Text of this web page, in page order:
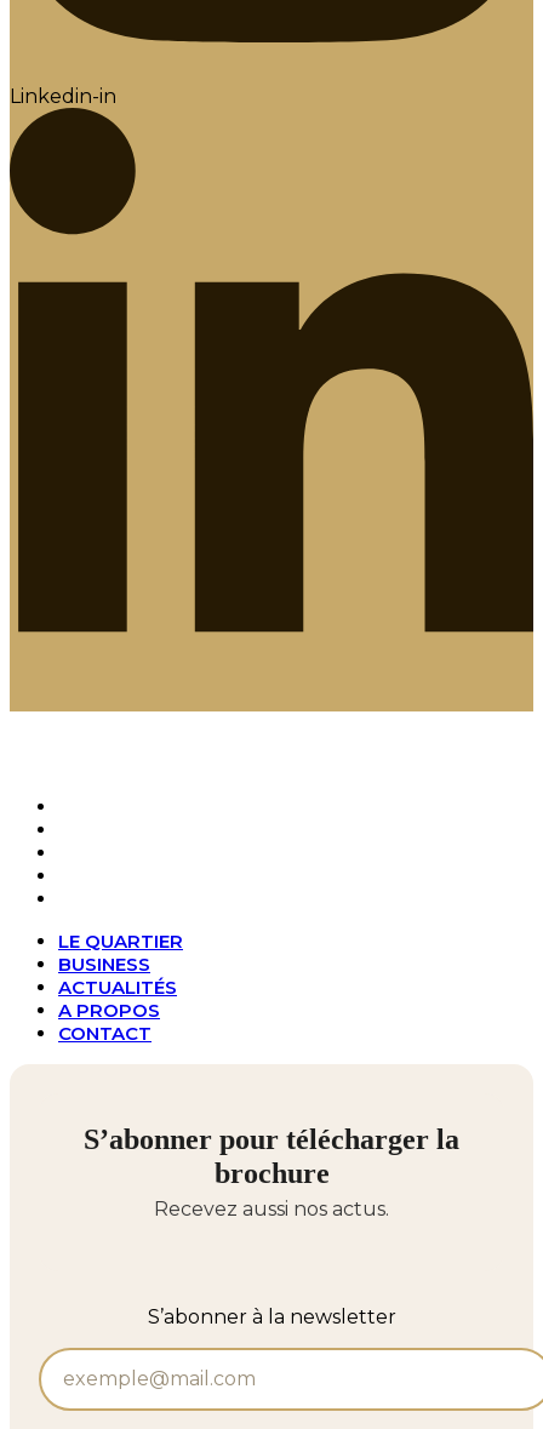
Linkedin-in
LE QUARTIER
BUSINESS
ACTUALITÉS
A PROPOS
CONTACT
S’abonner pour télécharger la
brochure
Recevez aussi nos actus.
S’abonner à la newsletter